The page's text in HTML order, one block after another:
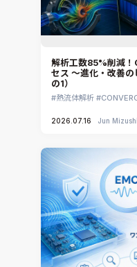
解析工数85%削減！
セス ～進化・改善
の1）
熱流体解析
2026.07.16 Jun